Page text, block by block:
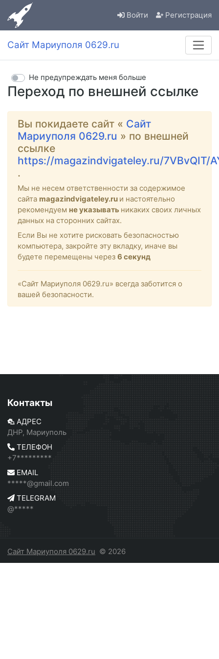
Войти Регистрация
Сайт Мариуполя 0629.ru
Переход по внешней ссылке
Не предупреждать меня больше
Вы покидаете сайт « Сайт
Мариуполя 0629.ru » по внешней
ссылке
https://magazindvigateley.ru/7VBvQIT/
.
Мы не несем ответственности за содержимое
сайта magazindvigateley.ru и настоятельно
рекомендуем не указывать никаких своих личных
данных на сторонних сайтах.
Если Вы не хотите рисковать безопасностью
компьютера, закройте эту вкладку, иначе вы
будете перемещены через 6 секунд
«Сайт Мариуполя 0629.ru» всегда заботится о
вашей безопасности.
Контакты
АДРЕС
ДНР, Мариуполь
ТЕЛЕФОН
+7*********
EMAIL
*****@gmail.com
TELEGRAM
@*****
Сайт Мариуполя 0629.ru © 2026